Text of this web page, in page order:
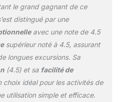
votre équipement. Parfait
pour les aventures en
bateau, pêche, pagaie,
natation et randonnée.
Sangles réglables et
amovibles : notre sac à
dos imperméable
différentes (5 L, 10 L, 20
L, 30 L). Les sacs
le grand gagnant de ce
distingué par une
avec une note de 4.5
supérieur noté à 4.5, assurant
longues excursions. Sa
(4.5) et sa facilité de
idéal pour les activités de
utilisation simple et efficace.